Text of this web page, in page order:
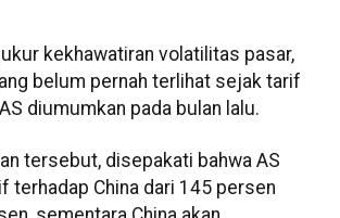
kekhawatiran volatilitas pasar,
belum pernah terlihat sejak tarif
diumumkan pada bulan lalu.
tersebut, disepakati bahwa AS
terhadap China dari 145 persen